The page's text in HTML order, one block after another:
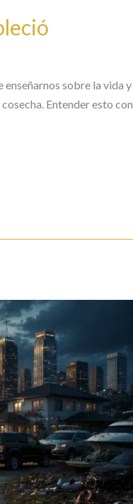
enseñarnos sobre la vida y
Entender esto con